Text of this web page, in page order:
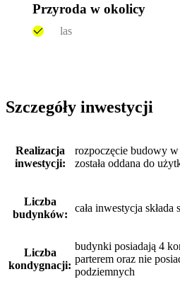
Przyroda w okolicy
las
Szczegóły inwestycji
Realizacja
inwestycji:
rozpoczęcie budowy
została oddana do
Liczba
budynków:
cała inwestycja
Liczba
kondygnacji:
budynki posiadają 4
parterem oraz nie
podziemnych